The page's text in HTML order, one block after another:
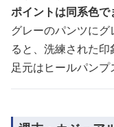
ポイントは同系色
グレーのパンツに
ると、洗練された印
足元はヒールパンプ